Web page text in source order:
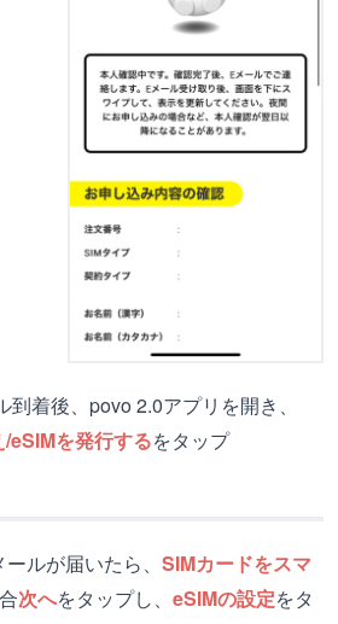
着後、povo 2.0アプリを開き、
eSIMを発行するをタップ
ルが届いたら、 SIMカードをスマ
次へをタップし、 eSIMの設定をタ